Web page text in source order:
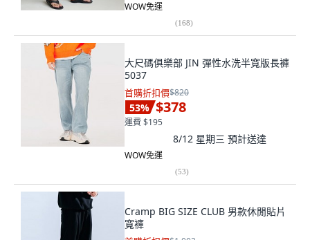
WOW免運
(168)
大尺碼俱樂部 JIN 彈性水洗半寬版長褲
5037
首購折扣價$820
53% $378
運費 $195
8/12 星期三 預計送達
WOW免運
(53)
Cramp BIG SIZE CLUB 男款休閒貼片
寬褲